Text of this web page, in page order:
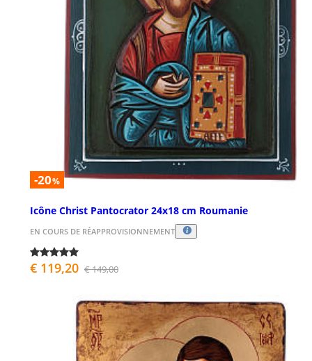
-20%
Icône Christ Pantocrator 24x18 cm Roumanie
EN COURS DE RÉAPPROVISIONNEMENT
€ 119,20 € 149,00